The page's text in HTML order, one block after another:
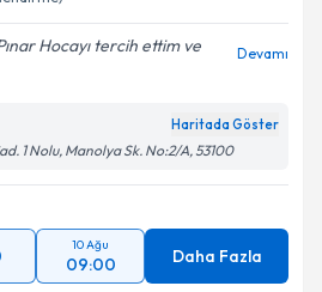
Hocayı tercih ettim ve
Devamı
Haritada Göster
1 Nolu, Manolya Sk. No:2/A, 53100
10 Ağu
09:00 Daha Fazla